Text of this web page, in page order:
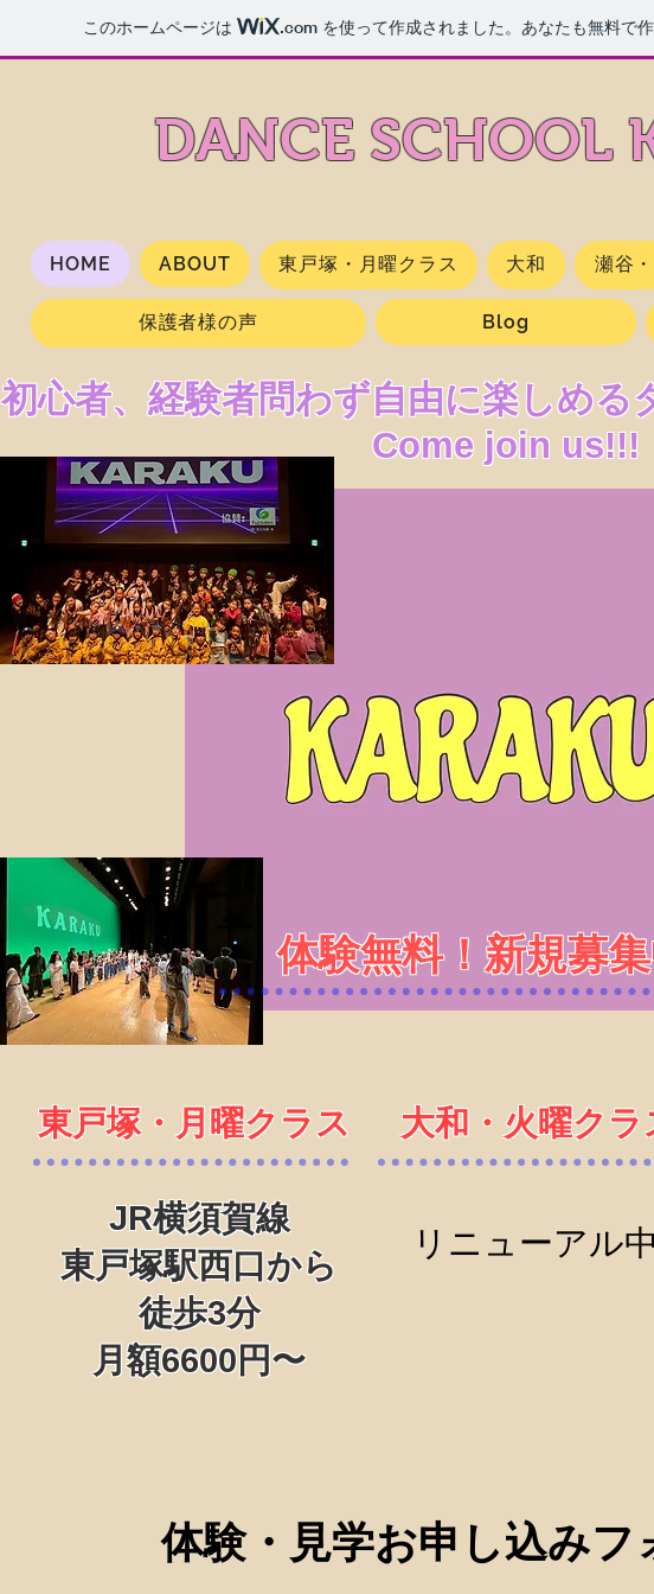
このホームページは .com を使って作成されました。あなたも無料で
DANCE SCHOOL​
HOME ABOUT 東戸塚・月曜クラス 大和 瀬谷
保護者様の声 Blog
初心者、経験者問わず自由に楽しめる
Come join us!!!
体験無料！新規募集
​リニューアル中
大和・火曜クラ
東戸塚・月曜クラス
JR横須賀線
東戸塚駅西口から
徒歩3分
月額6600円〜
体験・見学お申し込みフ